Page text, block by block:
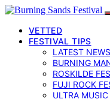
VETTED
FESTIVAL TIPS
LATEST NEWS
BURNING
ROSKILDE
FUJI ROCK
ULTRA